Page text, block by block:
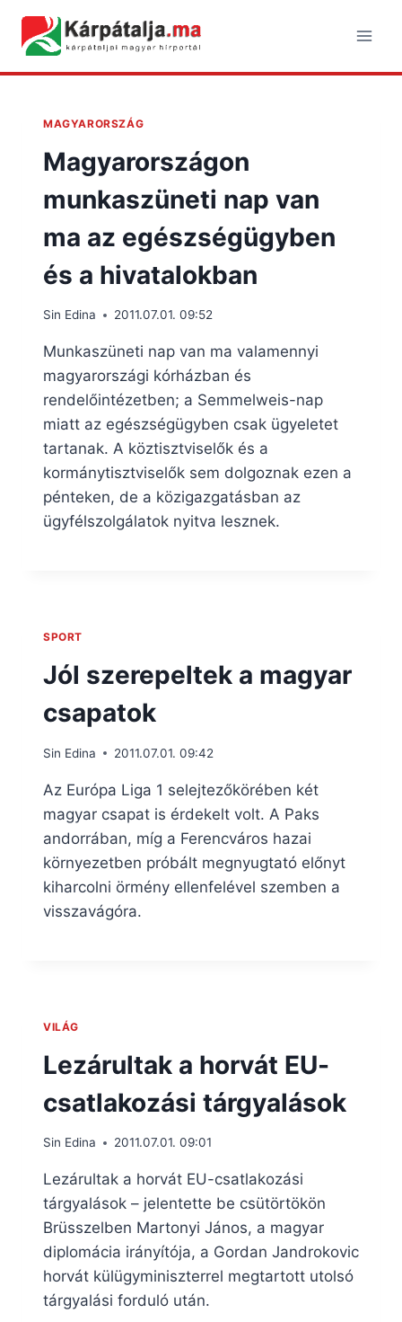
content
MAGYARORSZÁG
Magyarországon
munkaszüneti nap van
ma az egészségügyben
és a hivatalokban
Sin Edina 2011.07.01. 09:52
Munkaszüneti nap van ma valamennyi
magyarországi kórházban és
rendelőintézetben; a Semmelweis-nap
miatt az egészségügyben csak ügyeletet
tartanak. A köztisztviselők és a
kormánytisztviselők sem dolgoznak ezen a
pénteken, de a közigazgatásban az
ügyfélszolgálatok nyitva lesznek.
SPORT
Jól szerepeltek a magyar
csapatok
Sin Edina 2011.07.01. 09:42
Az Európa Liga 1 selejtezőkörében két
magyar csapat is érdekelt volt. A Paks
andorrában, míg a Ferencváros hazai
környezetben próbált megnyugtató előnyt
kiharcolni örmény ellenfelével szemben a
visszavágóra.
VILÁG
Lezárultak a horvát EU-
csatlakozási tárgyalások
Sin Edina 2011.07.01. 09:01
Lezárultak a horvát EU-csatlakozási
tárgyalások – jelentette be csütörtökön
Brüsszelben Martonyi János, a magyar
diplomácia irányítója, a Gordan Jandrokovic
horvát külügyminiszterrel megtartott utolsó
tárgyalási forduló után.